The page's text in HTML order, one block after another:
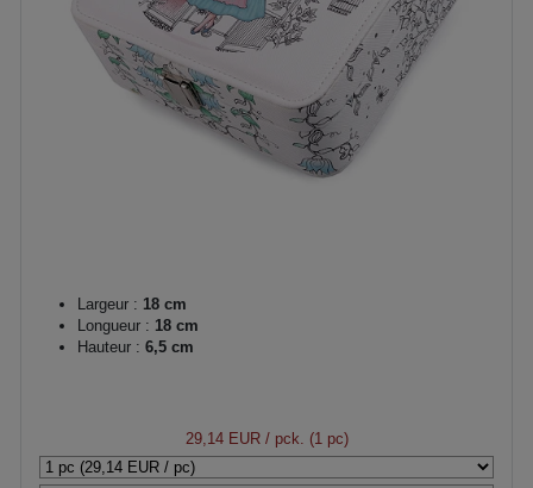
Largeur : 18 cm
Longueur : 18 cm
Hauteur : 6,5 cm
29,14 EUR/ pck. (1 pc)